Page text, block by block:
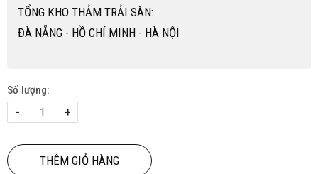
TỔNG KHO THẢM TRẢI SÀN:
ĐÀ NẴNG - HỒ CHÍ MINH - HÀ NỘI
Số lượng:
- +
THÊM GIỎ HÀNG